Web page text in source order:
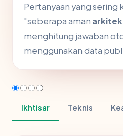
Pertanyaan yang sering
"seberapa aman
menghitung jawaban
menggunakan data
Ikhtisar Teknis